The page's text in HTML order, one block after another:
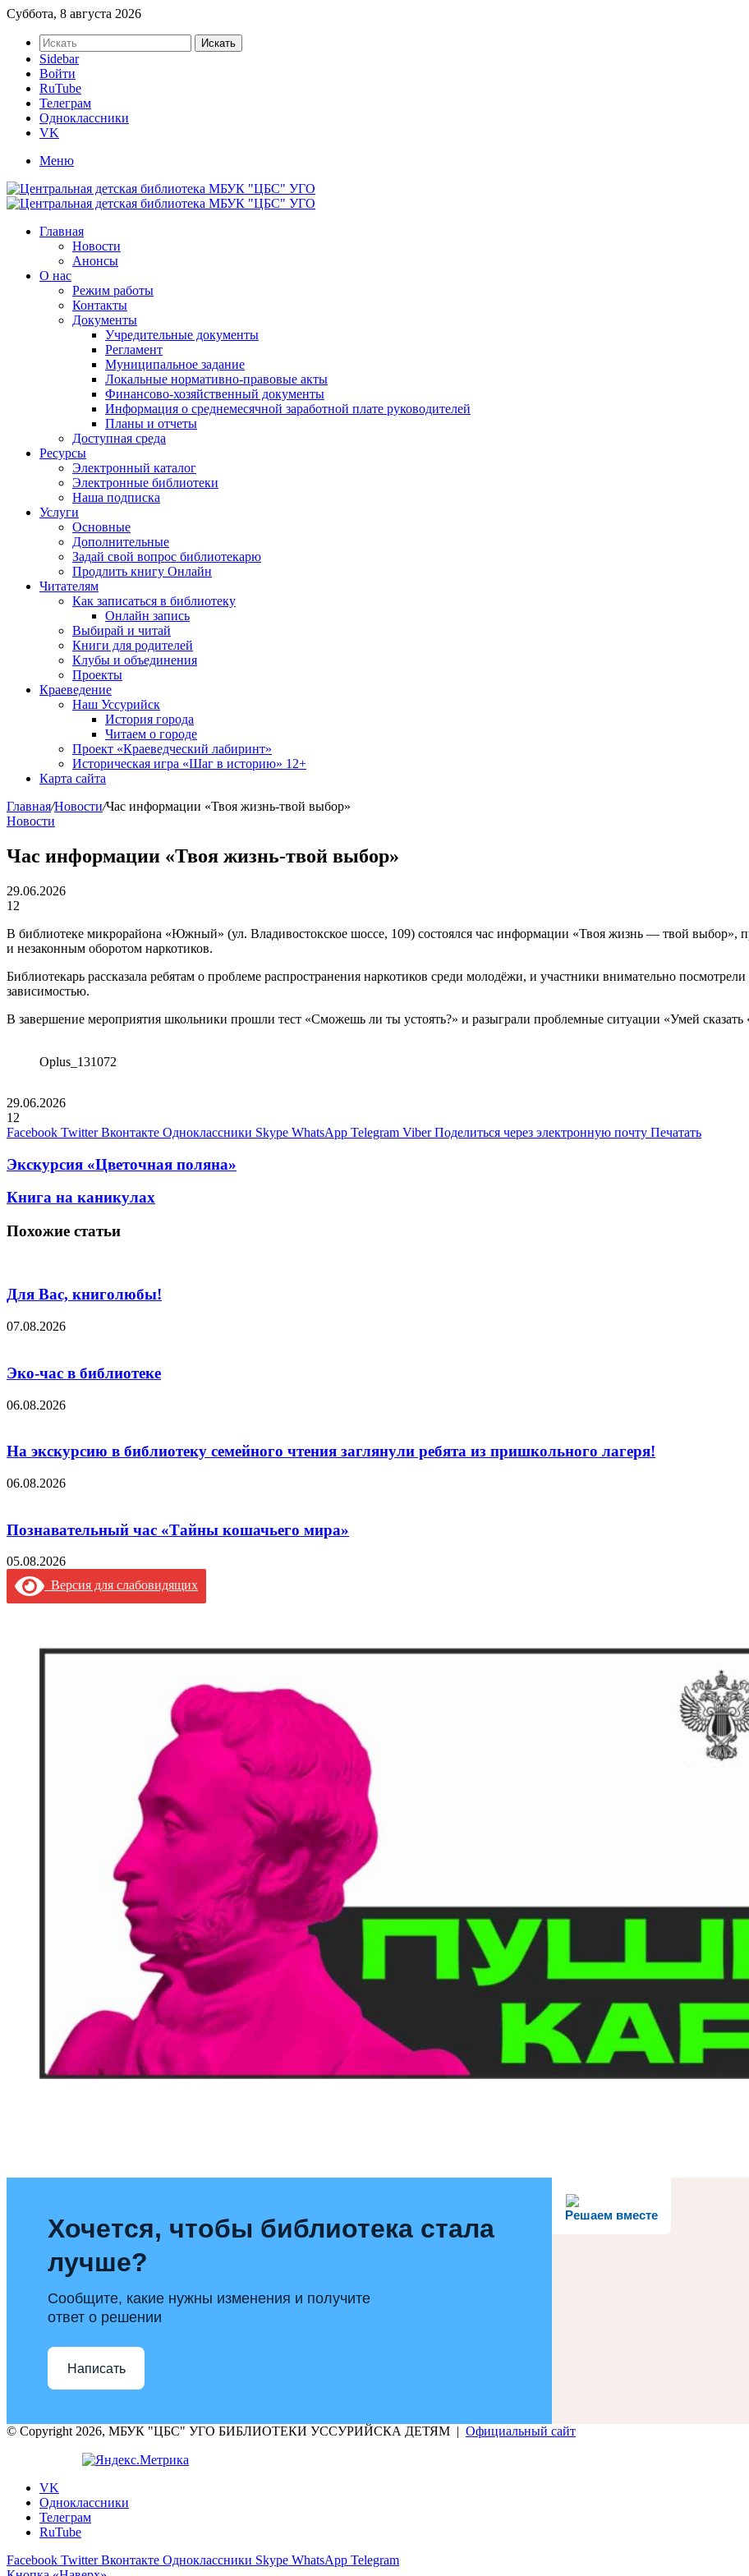
Суббота, 8 августа 2026
Искать
Sidebar
Войти
RuTube
Телеграм
Одноклассники
VK
Меню
Главная
Новости
Анонсы
О нас
Режим работы
Контакты
Документы
Учредительные документы
Регламент
Муниципальное задание
Локальные нормативно-правовые акты
Финансово-хозяйственный документы
Информация о среднемесячной заработной плате руководителей
Планы и отчеты
Доступная среда
Ресурсы
Электронный каталог
Электронные библиотеки
Наша подписка
Услуги
Основные
Дополнительные
Задай свой вопрос библиотекарю
Продлить книгу Онлайн
Читателям
Как записаться в библиотеку
Онлайн запись
Выбирай и читай
Книги для родителей
Клубы и объединения
Проекты
Краеведение
Наш Уссурийск
История города
Читаем о городе
Проект «Краеведческий лабиринт»
Историческая игра «Шаг в историю» 12+
Карта сайта
Главная/Новости/Час информации «Твоя жизнь-твой выбор»
Новости
Час информации «Твоя жизнь-твой выбор»
29.06.2026
12
В библиотеке микрорайона «Южный» (ул. Владивостокское шоссе, 109) состоялся час информации «Твоя жизнь — твой
и незаконным оборотом наркотиков.
Библиотекарь рассказала ребятам о проблеме распространения наркотиков среди молодёжи, и участники внимательно
зависимостью.
В завершение мероприятия школьники прошли тест «Сможешь ли ты устоять?» и разыграли проблемные ситуации «Умей сказать
Oplus_131072
29.06.2026
12
Facebook Twitter Вконтакте Одноклассники Skype WhatsApp Telegram Viber Поделиться через электронную почту Печатать
Экскурсия «Цветочная поляна»
Книга на каникулах
Похожие статьи
Для Вас, книголюбы!
07.08.2026
Эко-час в библиотеке
06.08.2026
На экскурсию в библиотеку семейного чтения заглянули ребята из пришкольного лагеря!
06.08.2026
Познавательный час «Тайны кошачьего мира»
05.08.2026
Версия для слабовидящих
Решаем вместе
Хочется, чтобы библиотека стала
лучше?
Сообщите, какие нужны изменения и получите
ответ о решении
Написать
© Copyright 2026, МБУК "ЦБС" УГО БИБЛИОТЕКИ УССУРИЙСКА ДЕТЯМ | Официальный сайт
VK
Одноклассники
Телеграм
RuTube
Facebook Twitter Вконтакте Одноклассники Skype WhatsApp Telegram